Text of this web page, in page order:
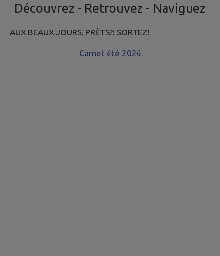
Découvrez - Retrouvez - Naviguez
AUX BEAUX JOURS, PRÊTS?! SORTEZ!
Carnet été 2026